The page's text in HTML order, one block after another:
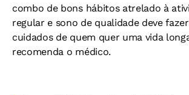
combo de bons hábitos atrelado à
regular e sono de qualidade deve
cuidados de quem quer uma vida
recomenda o médico.